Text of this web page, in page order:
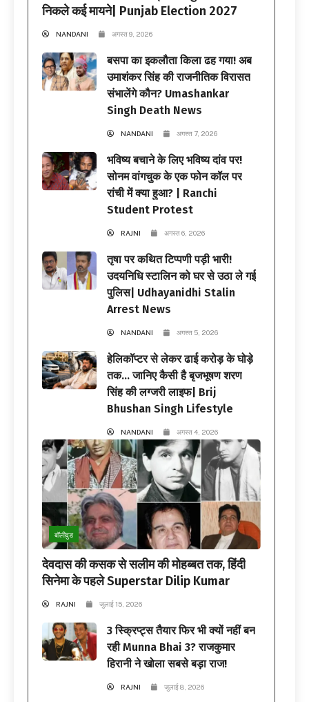
निकले कई मायने| Punjab Election 2027
NANDANI अगस्त 9, 2026
बसपा का इकलौता किला ढह गया! अब
उमाशंकर सिंह की राजनीतिक विरासत
संभालेंगे कौन? Umashankar
Singh Death News
NANDANI अगस्त 7, 2026
भविष्य बचाने के लिए भविष्य दांव पर!
सोनम वांगचुक के एक फोन कॉल पर
रांची में क्या हुआ? | Ranchi
Student Protest
RAJNI अगस्त 6, 2026
तृषा पर कथित टिप्पणी पड़ी भारी!
उदयनिधि स्टालिन को घर से उठा ले गई
पुलिस| Udhayanidhi Stalin
Arrest News
NANDANI अगस्त 5, 2026
हेलिकॉप्टर से लेकर ढाई करोड़ के घोड़े
तक… जानिए कैसी है बृजभूषण शरण
सिंह की लग्जरी लाइफ| Brij
Bhushan Singh Lifestyle
NANDANI अगस्त 4, 2026
बॉलीवुड
देवदास की कसक से सलीम की मोहब्बत तक, हिंदी
सिनेमा के पहले Superstar Dilip Kumar
RAJNI जुलाई 15, 2026
3 स्क्रिप्ट्स तैयार फिर भी क्यों नहीं बन
रही Munna Bhai 3? राजकुमार
हिरानी ने खोला सबसे बड़ा राज!
RAJNI जुलाई 8, 2026